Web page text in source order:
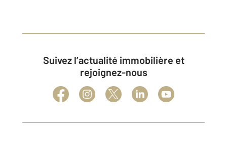
Suivez l’actualité immobilière et
rejoignez-nous